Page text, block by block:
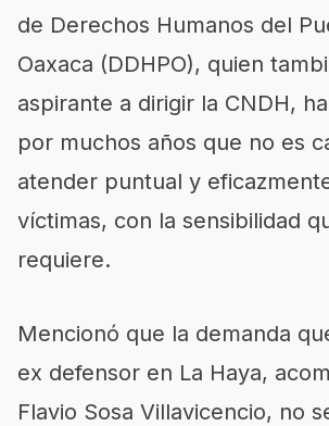
de Derechos Humanos del
Oaxaca (DDHPO), quien
aspirante a dirigir la CNDH,
por muchos años que no es
atender puntual y
víctimas, con la sensibilidad
requiere.
Mencionó que la demanda
ex defensor en La Haya,
Flavio Sosa Villavicencio, no